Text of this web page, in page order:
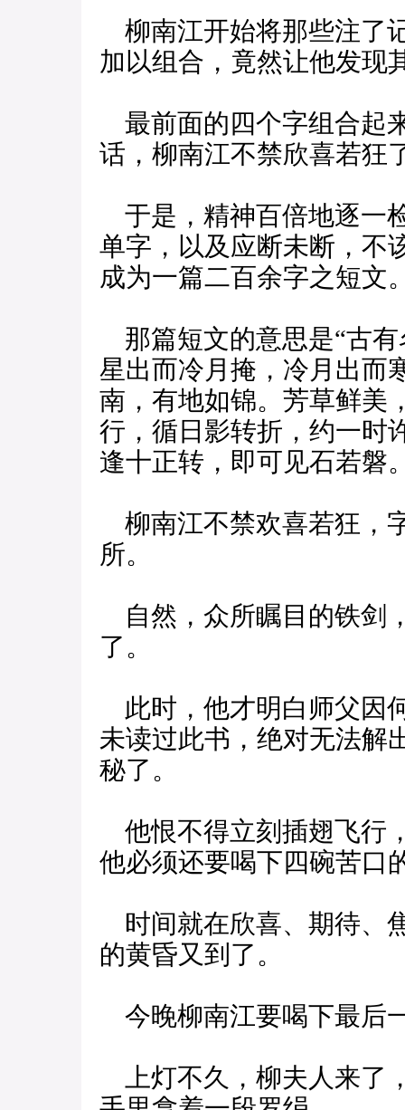
柳南江开始将那些注了
加以组合，竟然让他发现
最前面的四个字组合起
话，柳南江不禁欣喜若狂
于是，精神百倍地逐一
单字，以及应断未断，不
成为一篇二百余字之短文
那篇短文的意思是“古
星出而冷月掩，冷月出而
南，有地如锦。芳草鲜美
行，循日影转折，约一时
逢十正转，即可见石若磐
柳南江不禁欢喜若狂，
所。
自然，众所瞩目的铁剑
了。
此时，他才明白师父因
未读过此书，绝对无法解
秘了。
他恨不得立刻插翅飞行
他必须还要喝下四碗苦口
时间就在欣喜、期待、
的黄昏又到了。
今晚柳南江要喝下最后
上灯不久，柳夫人来了